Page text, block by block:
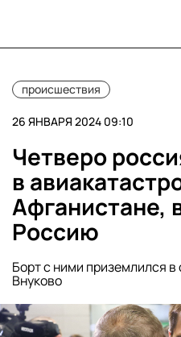
происшествия
26 ЯНВАРЯ 2024 09:10
Четверо
в
Афганистане,
Россию
Борт с ними приземлился
Внуково